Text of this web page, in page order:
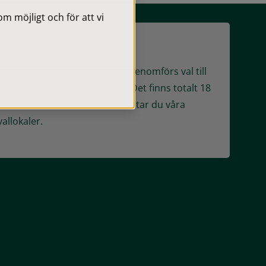
Söndagen den 13 september genomförs val till
riksdag, kommun och region. Det finns totalt 18
i kommunen. Här hittar du våra
möjligt och för att vi